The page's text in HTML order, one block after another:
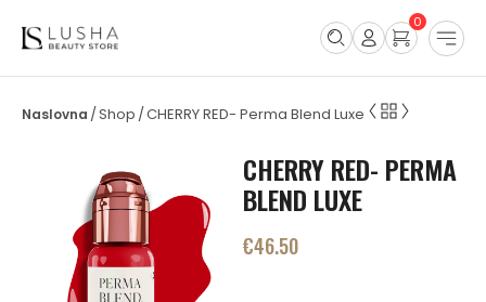
0
/Shop /CHERRY RED- Perma Blend Luxe
CHERRY RED- PERMA
BLEND LUXE
€46.50